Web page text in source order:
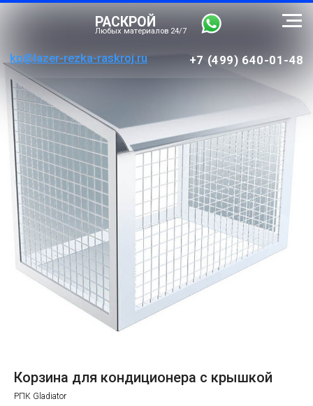
РАСКРОЙ
Любых материалов 24/7
Корзина для кондиционера с крышкой
РПК Gladiator